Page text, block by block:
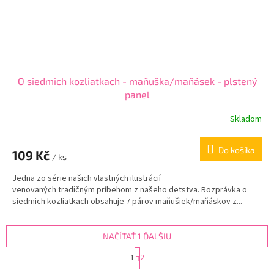
O siedmich kozliatkach - maňuška/maňásek - plstený
panel
Skladom
109 Kč / ks
Do košíka
Jedna zo série našich vlastných ilustrácií
venovaných tradičným príbehom z našeho detstva. Rozprávka o
siedmich kozliatkach obsahuje 7 párov maňušiek/maňáskov z...
NAČÍTAŤ 1 ĎALŠIU
S
t
1 2